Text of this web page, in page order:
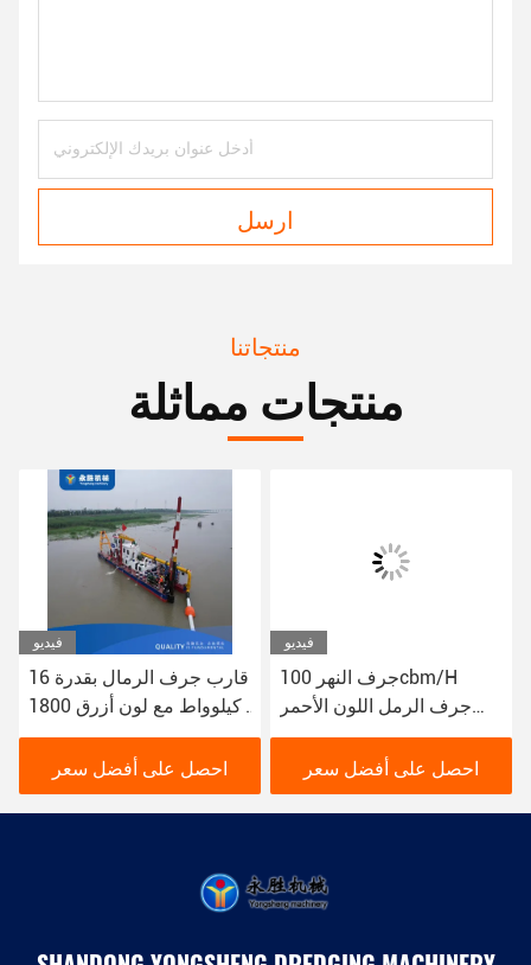
ارسل
منتجاتنا
منتجات مماثلة
فيديو
قارب جرف الرمال بقدرة 16
كيلوواط مع لون أزرق 1800
م 3 / ساعة للجرف النهري
YSCSD350
احصل على أفضل سعر
فيديو
جرف النهر 100cbm/H
جرف الرمل اللون الأحمر
16kw قارب جرف الوحل
احصل على أفضل سعر